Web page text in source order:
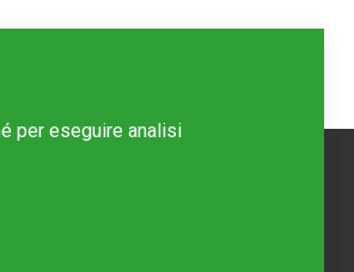
per eseguire analisi